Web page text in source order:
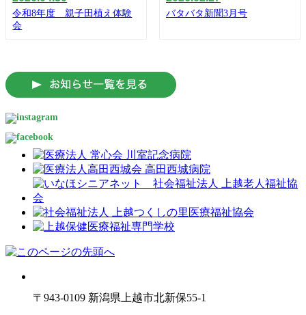
令和8年度 親子田植え体験
会
バタバタ新聞3月号
〒943-0109 新潟県上越市北新保55-1